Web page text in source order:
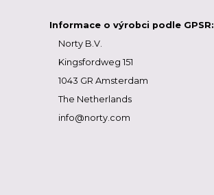
Informace o výrobci podle GPSR:
Norty B.V.
Kingsfordweg 151
1043 GR Amsterdam
The Netherlands
info@norty.com